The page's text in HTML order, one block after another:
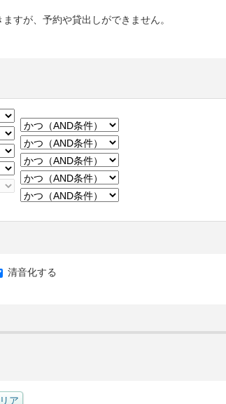
すが、予約や貸出しができません。
清音化する